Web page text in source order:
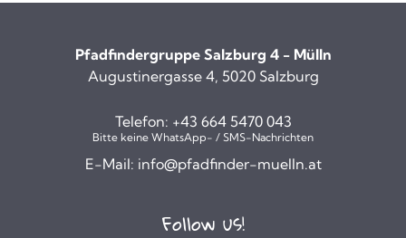
Pfadfindergruppe Salzburg 4 - Mülln
Augustinergasse 4, 5020 Salzburg
Telefon: +43 664 5470 043
Bitte keine WhatsApp- / SMS-Nachrichten
E-Mail: info@pfadfinder-muelln.at
Follow us!